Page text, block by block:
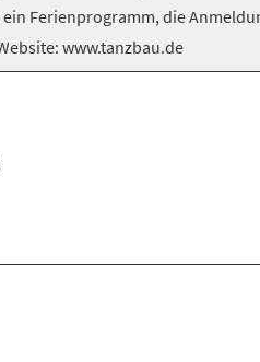
Ferienprogramm, die
www.tanzbau.de